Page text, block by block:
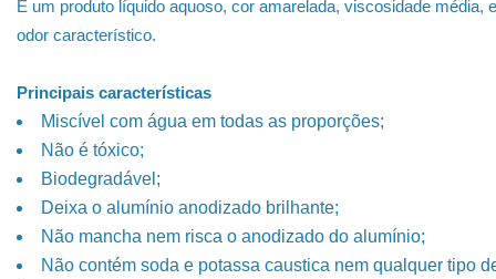
É um produto líquido aquoso, cor amarelada, viscosidade média, e
odor característico.
Principais características
Miscível com água em todas as proporções;
Não é tóxico;
Biodegradável;
Deixa o alumínio anodizado brilhante;
Não mancha nem risca o anodizado do alumínio;
Não contém soda e potassa caustica nem qualquer tipo